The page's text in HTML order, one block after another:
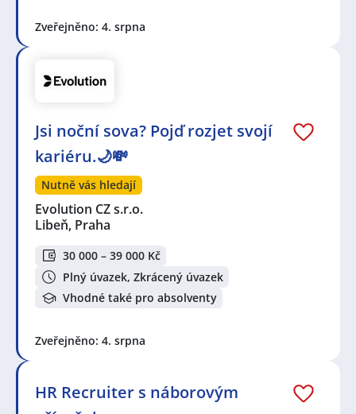
Zveřejněno: 4. srpna
Jsi noční sova? Pojď rozjet svojí
kariéru.🌙💸
Nutně vás hledají
Evolution CZ s.r.o.
Libeň, Praha
30 000 – 39 000 Kč
Plný úvazek, Zkrácený úvazek
Vhodné také pro absolventy
Zveřejněno: 4. srpna
HR Recruiter s náborovým